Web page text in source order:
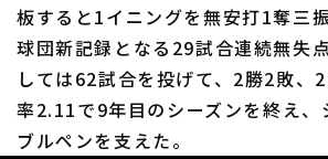
板すると1イニングを無安打1奪三
球団新記録となる29試合連続無失
しては62試合を投げて、2勝2敗、
率2.11で9年目のシーズンを終え、
ブルペンを支えた。